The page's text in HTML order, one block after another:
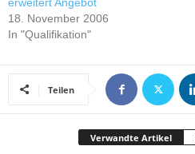
18. November 2006
In "Qualifikation"
Teilen
Verwandte Artikel